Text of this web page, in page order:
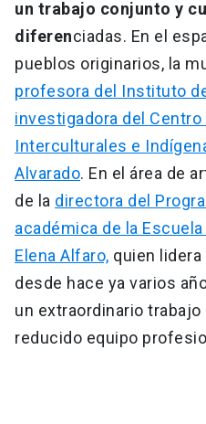
un trabajo conjunto y
diferenciadas. En el
pueblos originarios, la
profesora del Instituto
investigadora del
Interculturales e
Alvarado. En el área de
de la directora del
académica de la
Elena Alfaro, quien
desde hace ya varios
un extraordinario
reducido equipo